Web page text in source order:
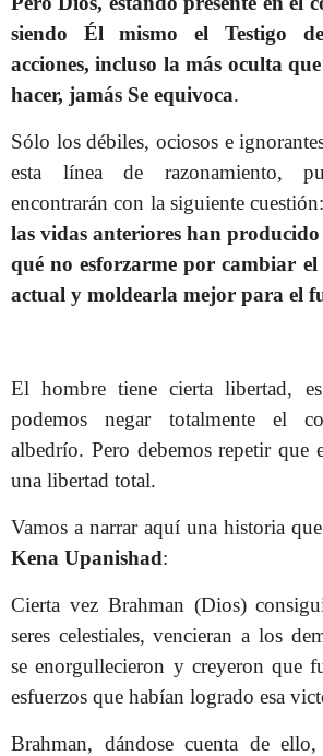
siendo Él mismo el Testigo
acciones, incluso la más oculta
hacer, jamás Se equivoca.
Sólo los débiles, ociosos e
esta línea de razonamiento,
encontrarán con la siguiente
las vidas anteriores han
qué no esforzarme por cambiar
actual y moldearla mejor para el
El hombre tiene cierta libertad,
podemos negar totalmente el
albedrío. Pero debemos repetir que
una libertad total.
Vamos a narrar aquí una historia
Kena Upanishad:
Cierta vez Brahman (Dios)
seres celestiales, vencieran a los
se enorgullecieron y creyeron que
esfuerzos que habían logrado esa
Brahman, dándose cuenta de